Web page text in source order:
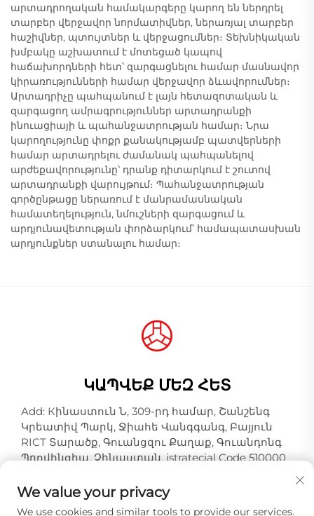
արտադրողական համակարգերը կարող են ներդրել
տարբեր վերջավոր նորմատիվներ, ներառյալ տարբեր
հաշիվներ, պտույտներ և վերջացումներ։ Տեխնիկական
խմբակը աշխատում է մոտեցած կապով
հաճախորդների հետ՝ զարգացնելու համար մասնավոր
կիրառությունների համար վերջավոր ձևավորումներ։
Արտադրիչը պահպանում է լայն հետազոտական և
զարգացող ամրագրություններ արտադրանքի
ինուացիայի և պահանջատրության համար։ Նրա
կարողությունը փոքր քանակությամբ պատվերների
համար արտադրելու ժամանակ պահպանելով
արժեքավորությունը՝ դրանք դիտարկում է շուտով
արտադրանքի վարույթում։ Պահանջատրության
գործընթացը ներառում է մանրամասնական
համատեղելություն, նմուշների զարգացում և
արդյունավետության փորձարկում՝ համապատասխան
արդյունքներ ստանալու համար։
ԿԱՊՎԵՔ ՄԵԶ ՀԵՏ
Add: Кինաստուն Ն, 309-րդ համար, Շանշենգ
Կրեատիվ Պարկ, Ջիահե Վանգգանգ, Բայյուն
RICT Տարածք, Գուանցզու Քաղաք, Գուանդոնգ
Պրովինցիա, Չինաստան, istratecial Code 510000
Էլ. փոստ:[email protected]
We value your privacy
We use cookies and similar tools to provide our services.